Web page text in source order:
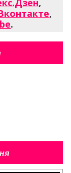
,
,
.